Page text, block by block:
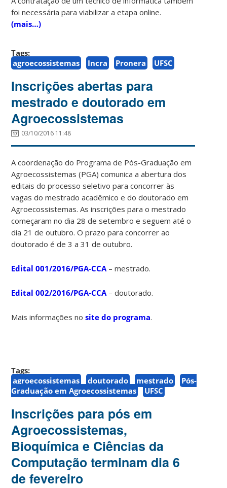
foi necessária para viabilizar a etapa online.
(mais…)
Tags:
agroecossistemas
Incra Pronera UFSC
Inscrições abertas para
mestrado e doutorado em
Agroecossistemas
03/10/2016 11:48
A coordenação do Programa de Pós-Graduação em
Agroecossistemas (PGA) comunica a abertura dos
editais do processo seletivo para concorrer às
vagas do mestrado acadêmico e do doutorado em
Agroecossistemas. As inscrições para o mestrado
começaram no dia 28 de setembro e seguem até o
dia 21 de outubro. O prazo para concorrer ao
doutorado é de 3 a 31 de outubro.
Edital 001/2016/PGA-CCA – mestrado.
Edital 002/2016/PGA-CCA – doutorado.
Mais informações nosite do programa.
Tags:
agroecossistemas
doutorado mestrado
Pós-
Graduação em Agroecossistemas
UFSC
Inscrições para pós em
Agroecossistemas,
Bioquímica e Ciências da
Computação terminam dia 6
de fevereiro